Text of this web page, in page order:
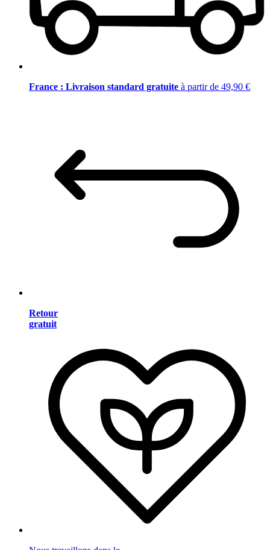
France : Livraison standard gratuite à partir de 49,90 €
Retour
gratuit